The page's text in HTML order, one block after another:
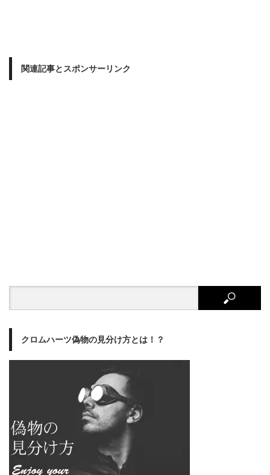
関連記事とスポンサーリンク
クロムハーツ偽物の見分け方とは！？